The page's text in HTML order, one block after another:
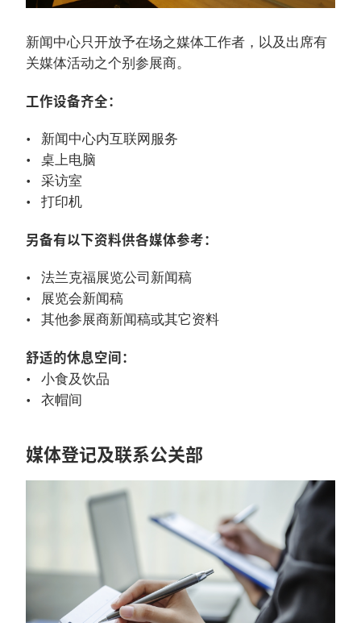
新闻中心只开放予在场之媒体工作者，以及出席有
关媒体活动之个别参展商。
工作设备齐全：
新闻中心内互联网服务
桌上电脑
采访室
打印机
另备有以下资料供各媒体参考：
法兰克福展览公司新闻稿
展览会新闻稿
其他参展商新闻稿或其它资料
舒适的休息空间：
小食及饮品
衣帽间
媒体登记及联系公关部